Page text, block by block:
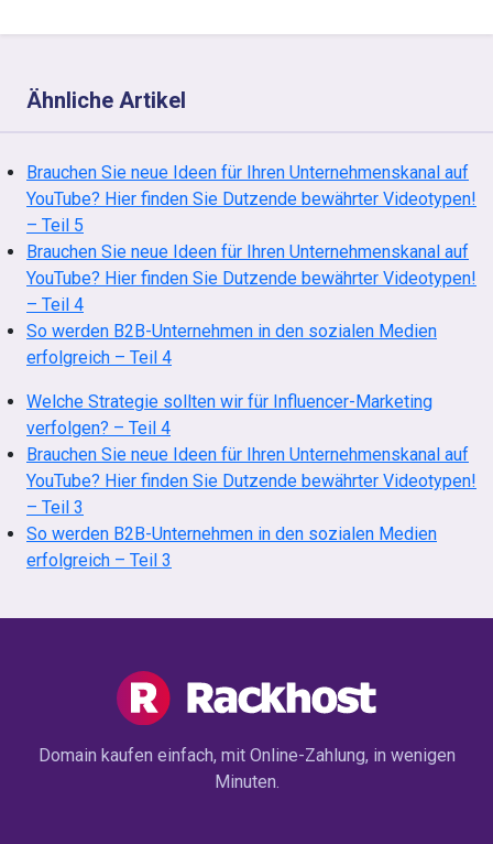
Ähnliche Artikel
Brauchen Sie neue Ideen für Ihren Unternehmenskanal auf
YouTube? Hier finden Sie Dutzende bewährter Videotypen!
– Teil 5
Brauchen Sie neue Ideen für Ihren Unternehmenskanal auf
YouTube? Hier finden Sie Dutzende bewährter Videotypen!
– Teil 4
So werden B2B-Unternehmen in den sozialen Medien
erfolgreich – Teil 4
Welche Strategie sollten wir für Influencer-Marketing
verfolgen? – Teil 4
Brauchen Sie neue Ideen für Ihren Unternehmenskanal auf
YouTube? Hier finden Sie Dutzende bewährter Videotypen!
– Teil 3
So werden B2B-Unternehmen in den sozialen Medien
erfolgreich – Teil 3
Domain kaufen einfach, mit Online-Zahlung, in wenigen
Minuten.